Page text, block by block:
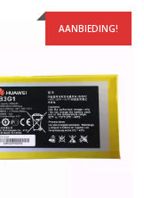
AANBIEDING!